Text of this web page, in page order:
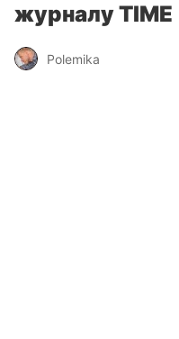
журналу TIME
Polemika